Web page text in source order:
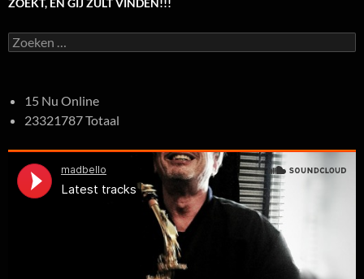
ZOEKT, EN GIJ ZULT VINDEN!!!
Zoeken
naar:
15 Nu Online
23321787 Totaal